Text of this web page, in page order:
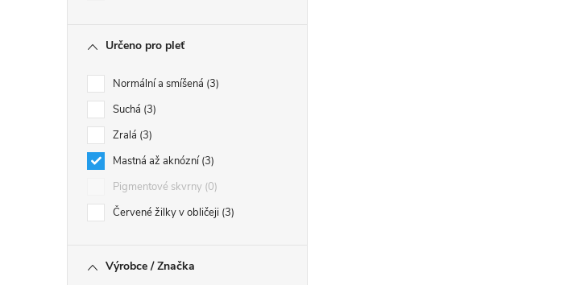
Určeno pro pleť
Normální a smíšená 3
Suchá 3
Zralá 3
Mastná až aknózní 3
Pigmentové skvrny 0
Červené žilky v obličeji 3
Výrobce / Značka